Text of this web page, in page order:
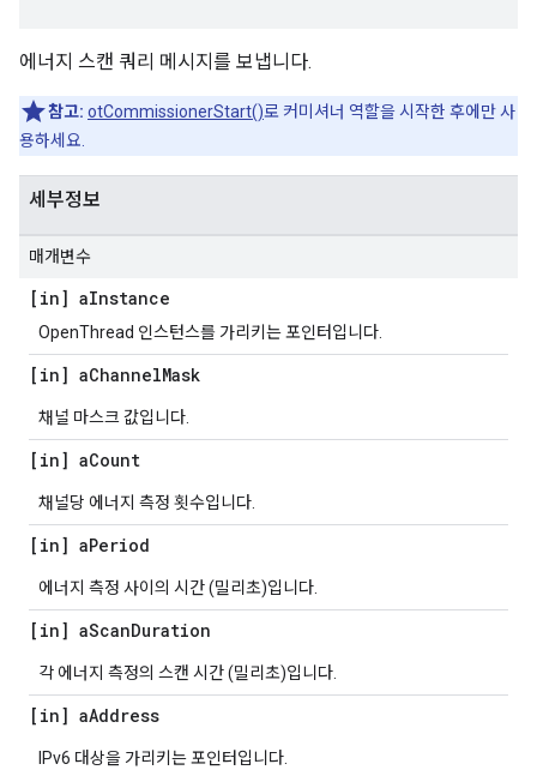
에너지 스캔 쿼리 메시지를 보냅니다.
참고: otCommissionerStart()로 커미셔너 역할을 시작한 후에만 사
용하세요.
세부정보
매개변수
[in] aInstance
OpenThread 인스턴스를 가리키는 포인터입니다.
[in] aChannelMask
채널 마스크 값입니다.
[in] aCount
채널당 에너지 측정 횟수입니다.
[in] aPeriod
에너지 측정 사이의 시간 (밀리초)입니다.
[in] aScanDuration
각 에너지 측정의 스캔 시간 (밀리초)입니다.
[in] aAddress
IPv6 대상을 가리키는 포인터입니다.